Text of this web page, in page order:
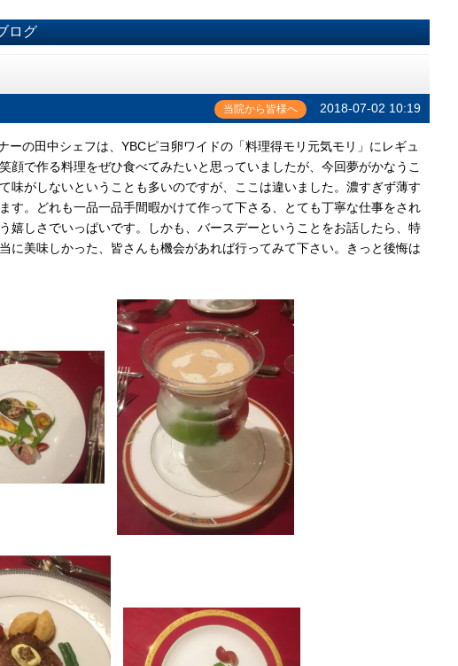
ログ
当院から皆様へ 2018-07-02 10:19
の田中シェフは、YBCピヨ卵ワイドの「料理得モリ元気モリ」にレギュ
で作る料理をぜひ食べてみたいと思っていましたが、今回夢がかなうこ
がしないということも多いのですが、ここは違いました。濃すぎず薄す
す。どれも一品一品手間暇かけて作って下さる、とても丁寧な仕事をされ
しさでいっぱいです。しかも、バースデーということをお話したら、特
美味しかった、皆さんも機会があれば行ってみて下さい。きっと後悔は